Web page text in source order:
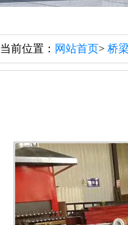
当前位置： 网站首页> 桥